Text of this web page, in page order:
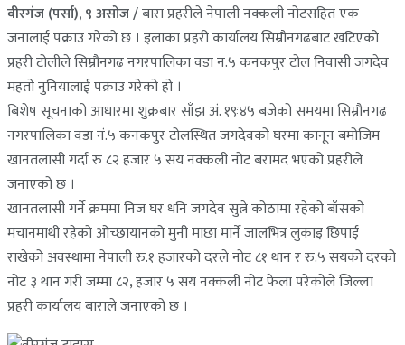
वीरगंज (पर्सा), ९ असोज /बारा प्रहरीले नेपाली नक्कली नोटसहित एक
जनालाई पक्राउ गरेको छ । इलाका प्रहरी कार्यालय सिम्रौनगढबाट खटिएको
प्रहरी टोलीले सिम्रौनगढ नगरपालिका वडा न.५ कनकपुर टोल निवासी जगदेव
महतो नुनियालाई पक्राउ गरेको हो ।
बिशेष सूचनाको आधारमा शुक्रबार साँझ अं. १९ः४५ बजेको समयमा सिम्रौनगढ
नगरपालिका वडा नं.५ कनकपुर टोलस्थित जगदेवको घरमा कानून बमोजिम
खानतलासी गर्दा रु ८२ हजार ५ सय नक्कली नोट बरामद भएको प्रहरीले
जनाएको छ ।
खानतलासी गर्ने क्रममा निज घर धनि जगदेव सुत्ने कोठामा रहेको बाँसको
मचानमाथी रहेको ओच्छायानको मुनी माछा मार्ने जालभित्र लुकाइ छिपाई
राखेको अवस्थामा नेपाली रु.१ हजारको दरले नोट ८१ थान र रु.५ सयको दरको
नोट ३ थान गरी जम्मा ८२, हजार ५ सय नक्कली नोट फेला परेकोले जिल्ला
प्रहरी कार्यालय बाराले जनाएको छ ।